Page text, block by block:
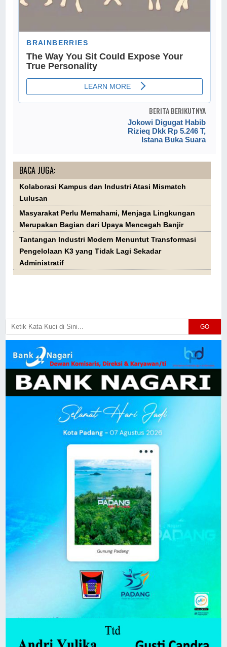
BERITA BERIKUTNYA
Jokowi Digugat Habib
Rizieq Dkk Rp 5.246 T,
Istana Buka Suara
BACA JUGA:
Kolaborasi Kampus dan Industri Atasi Mismatch
Lulusan
Masyarakat Perlu Memahami, Menjaga Lingkungan
Merupakan Bagian dari Upaya Mencegah Banjir
Tantangan Industri Modern Menuntut Transformasi
Pengelolaan K3 yang Tidak Lagi Sekadar
Administratif
GO